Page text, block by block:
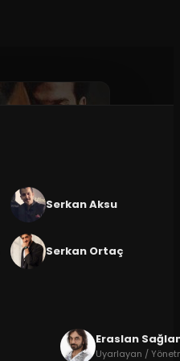
Serkan Aksu
Serkan Ortaç
Eraslan
Uyarlayan /